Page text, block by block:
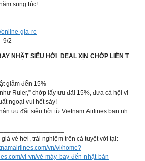
sung túc!
online-gia-re
9/2
NHẬT SIÊU HỜI DEAL XỊN CHỚP LIỀN T
giảm đến 15%
Ruler,” chớp lấy ưu đãi 15%, đưa cả hội vi
ngoại vui hết sảy!
ưu đãi siêu hời từ Vietnam Airlines bạn nh
vé hời, trải nghiệm trên cả tuyệt vời tại:
vn/vi/home?
vi-vn/vé-máy-bay-đến-nhật-bản